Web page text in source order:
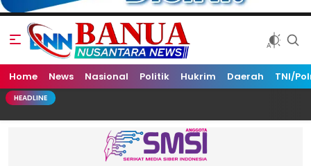
Banua Nusantara News
Home News Nasional Politik Hukrim Daerah TNI/
HEADLINE